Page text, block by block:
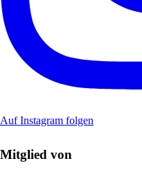
Auf Instagram folgen
Mitglied von